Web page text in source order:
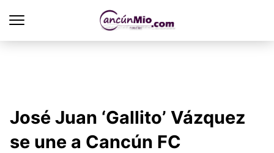
José Juan ‘Gallito’ Vázquez
se une a Cancún FC